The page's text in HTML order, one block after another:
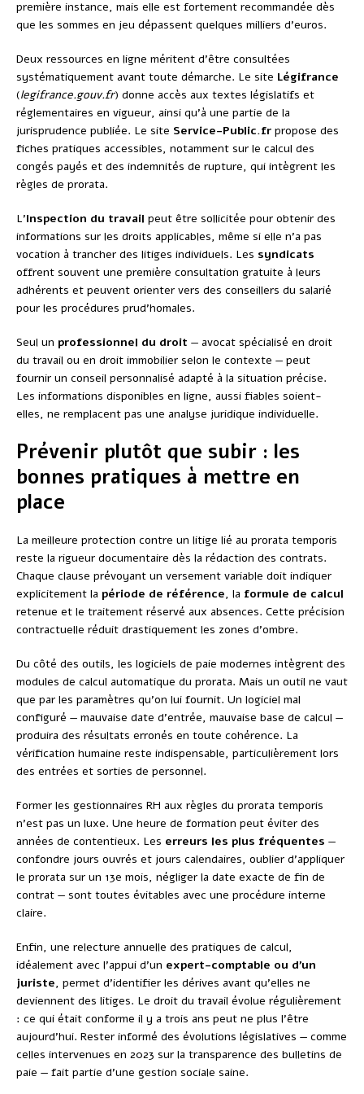
première instance, mais elle est fortement recommandée dès
que les sommes en jeu dépassent quelques milliers d’euros.
Deux ressources en ligne méritent d’être consultées
systématiquement avant toute démarche. Le site Légifrance
(legifrance.gouv.fr) donne accès aux textes législatifs et
réglementaires en vigueur, ainsi qu’à une partie de la
jurisprudence publiée. Le site Service-Public.fr propose des
fiches pratiques accessibles, notamment sur le calcul des
congés payés et des indemnités de rupture, qui intègrent les
règles de prorata.
L’Inspection du travail peut être sollicitée pour obtenir des
informations sur les droits applicables, même si elle n’a pas
vocation à trancher des litiges individuels. Les syndicats
offrent souvent une première consultation gratuite à leurs
adhérents et peuvent orienter vers des conseillers du salarié
pour les procédures prud’homales.
Seul un professionnel du droit — avocat spécialisé en droit
du travail ou en droit immobilier selon le contexte — peut
fournir un conseil personnalisé adapté à la situation précise.
Les informations disponibles en ligne, aussi fiables soient-
elles, ne remplacent pas une analyse juridique individuelle.
Prévenir plutôt que subir : les
bonnes pratiques à mettre en
place
La meilleure protection contre un litige lié au prorata temporis
reste la rigueur documentaire dès la rédaction des contrats.
Chaque clause prévoyant un versement variable doit indiquer
explicitement la période de référence, la formule de calcul
retenue et le traitement réservé aux absences. Cette précision
contractuelle réduit drastiquement les zones d’ombre.
Du côté des outils, les logiciels de paie modernes intègrent des
modules de calcul automatique du prorata. Mais un outil ne vaut
que par les paramètres qu’on lui fournit. Un logiciel mal
configuré — mauvaise date d’entrée, mauvaise base de calcul —
produira des résultats erronés en toute cohérence. La
vérification humaine reste indispensable, particulièrement lors
des entrées et sorties de personnel.
Former les gestionnaires RH aux règles du prorata temporis
n’est pas un luxe. Une heure de formation peut éviter des
années de contentieux. Les erreurs les plus fréquentes —
confondre jours ouvrés et jours calendaires, oublier d’appliquer
le prorata sur un 13e mois, négliger la date exacte de fin de
contrat — sont toutes évitables avec une procédure interne
claire.
Enfin, une relecture annuelle des pratiques de calcul,
idéalement avec l’appui d’un expert-comptable ou d’un
juriste, permet d’identifier les dérives avant qu’elles ne
deviennent des litiges. Le droit du travail évolue régulièrement
: ce qui était conforme il y a trois ans peut ne plus l’être
aujourd’hui. Rester informé des évolutions législatives — comme
celles intervenues en 2023 sur la transparence des bulletins de
paie — fait partie d’une gestion sociale saine.